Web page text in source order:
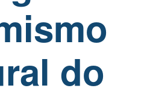
do